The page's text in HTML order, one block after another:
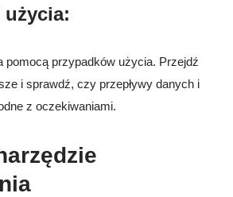
użycia:
pomocą przypadków użycia. Przejdź
i sprawdź, czy przepływy danych i
z oczekiwaniami.